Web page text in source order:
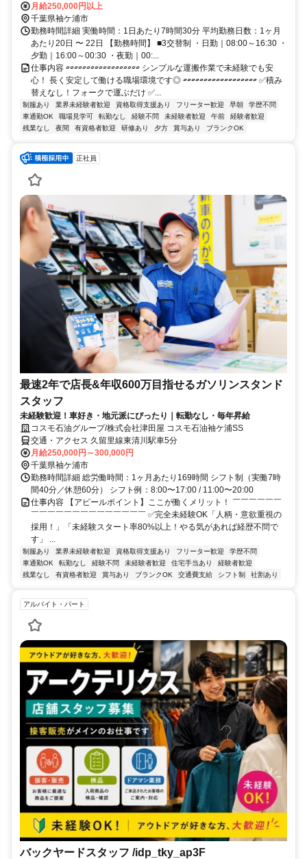
OK★
月給250,000円以上
千葉県袖ケ浦市
勤務時間詳細 実働時間：1日あたり7時間30分 平均勤務日数：1ヶ月
あたり20日 〜 22日 【勤務時間】 ■3交替制 ・日勤｜08:00～16:30 ・
夕勤｜16:00～00:30 ・夜勤｜00:...
仕事内容 ▱▱▱▱▱▱▱▱▱▱▱▱▱▱▱▱▱▱ シンプルな運搬作業で未経験でも安
心！ 長く安定して働ける職場環境です◎ ▱▱▱▱▱▱▱▱▱▱▱▱▱▱▱▱▱▱ ✅積み
替えなし！フォークで運ぶだけ ✅...
制服あり 業界未経験者歓迎 資格取得支援あり フリーター歓迎 早朝
学歴不問
車通勤OK
職場見学可 転勤なし 経験不問 未経験者歓迎 午前
経験者歓迎
残業なし
夜間 有資格者歓迎 研修あり 夕方 賞与あり ブランクOK
正社員
最速2年で店長&年収600万目指せるガソリンスタンド
スタッフ
未経験歓迎！車好き・地元派にぴったり｜転勤なし・毎年昇給
コスモ石油グループ/株式会社津田屋 コスモ石油袖ケ浦SS
交通・アクセス 久留里線東清川駅車5分
月給250,000円～300,000円
千葉県袖ケ浦市
勤務時間詳細 総労働時間：1ヶ月あたり169時間 シフト制（実働7時
間40分／休憩60分） シフト例：8:00〜17:00 / 11:00〜20:00
仕事内容 【アピールポイント】ここが働くメリット！ ￣￣￣￣￣￣
￣￣￣￣￣￣￣￣￣￣￣￣￣￣ ✅完全未経験OK「人柄・意欲重視の
採用！」「未経験スタート率80%以上！やる気があれば経歴不問で
す」 ...
制服あり 業界未経験者歓迎 資格取得支援あり フリーター歓迎
学歴不問
車通勤OK
転勤なし 経験不問 未経験者歓迎 住宅手当あり
経験者歓迎
残業なし
有資格者歓迎 賞与あり ブランクOK 交通費支給 シフト制 社割あり
アルバイト・パート
バックヤードスタッフ /idp_tky_ap3F